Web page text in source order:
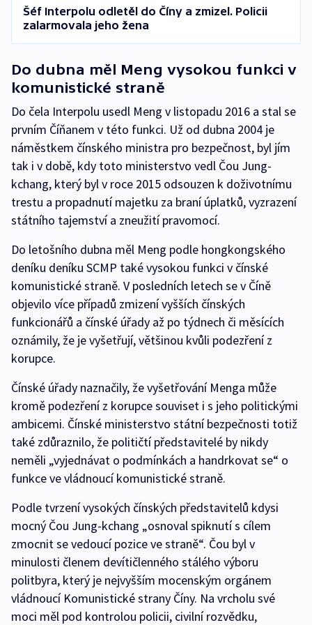
Šéf Interpolu odletěl do Číny a zmizel. Policii
zalarmovala jeho žena
Do dubna měl Meng vysokou funkci v
komunistické straně
Do čela Interpolu usedl Meng v listopadu 2016 a stal se
prvním Číňanem v této funkci. Už od dubna 2004 je
náměstkem čínského ministra pro bezpečnost, byl jím
tak i v době, kdy toto ministerstvo vedl Čou Jung-
kchang, který byl v roce 2015 odsouzen k doživotnímu
trestu a propadnutí majetku za braní úplatků, vyzrazení
státního tajemství a zneužití pravomocí.
Do letošního dubna měl Meng podle hongkongského
deníku deníku SCMP také vysokou funkci v čínské
komunistické straně. V posledních letech se v Číně
objevilo více případů zmizení vyšších čínských
funkcionářů a čínské úřady až po týdnech či měsících
oznámily, že je vyšetřují, většinou kvůli podezření z
korupce.
Čínské úřady naznačily, že vyšetřování Menga může
kromě podezření z korupce souviset i s jeho politickými
ambicemi. Čínské ministerstvo státní bezpečnosti totiž
také zdůraznilo, že političtí představitelé by nikdy
neměli „vyjednávat o podmínkách a handrkovat se“ o
funkce ve vládnoucí komunistické straně.
Podle tvrzení vysokých čínských představitelů kdysi
mocný Čou Jung-kchang „osnoval spiknutí s cílem
zmocnit se vedoucí pozice ve straně“. Čou byl v
minulosti členem devítičlenného stálého výboru
politbyra, který je nejvyšším mocenským orgánem
vládnoucí Komunistické strany Číny. Na vrcholu své
moci měl pod kontrolou policii, civilní rozvědku,